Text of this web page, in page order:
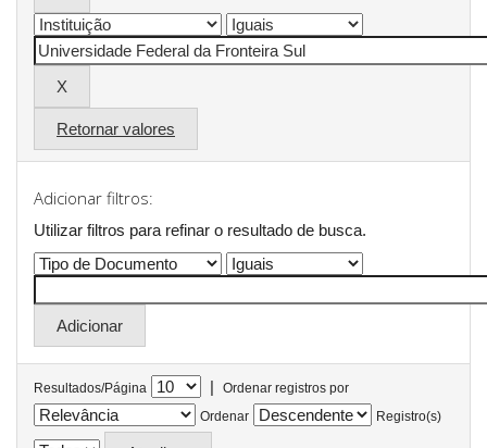
Retornar valores
Adicionar filtros:
Utilizar filtros para refinar o resultado de busca.
Resultados/Página |
Ordenar registros por
Ordenar
Registro(s)